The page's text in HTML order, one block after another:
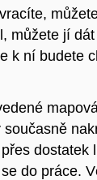
můžete jí
k ní budete
dostatek
do práce.